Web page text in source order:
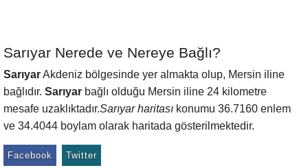
Sarıyar Nerede ve Nereye Bağlı?
SarıyarAkdeniz bölgesinde yer almakta olup, Mersin iline
bağlıdır. Sarıyar bağlı olduğu Mersin iline 24 kilometre
mesafe uzaklıktadır.Sarıyar haritası konumu 36.7160 enlem
ve 34.4044 boylam olarak haritada gösterilmektedir.
Facebook Twitter